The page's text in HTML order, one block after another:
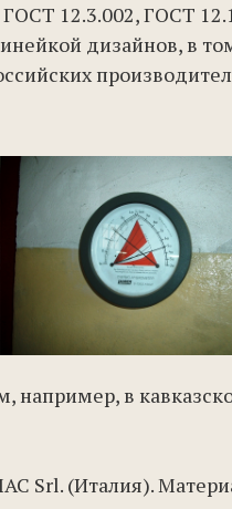
12.3.002, ГОСТ
дизайнов, в
например, в
Srl. (Италия).